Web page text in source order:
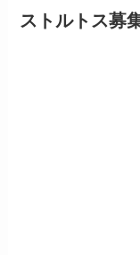
ストルトス募